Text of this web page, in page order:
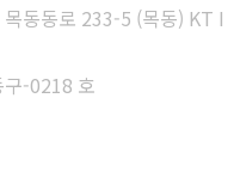
동동로 233-5 (목동) KT
-0218 호